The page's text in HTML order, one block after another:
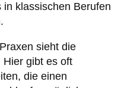
klassischen Berufen
sieht die
Hier gibt es oft
die einen